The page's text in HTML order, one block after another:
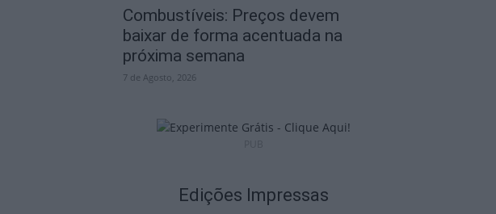
Combustíveis: Preços devem
baixar de forma acentuada na
próxima semana
7 de Agosto, 2026
Edições Impressas